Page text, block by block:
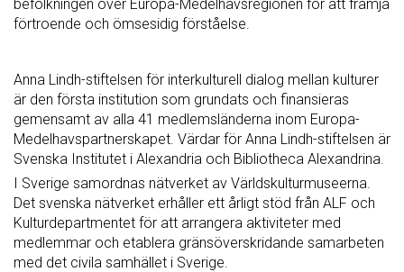
befolkningen över Europa-Medelhavsregionen för att främja
förtroende och ömsesidig förståelse.
Anna Lindh-stiftelsen för interkulturell dialog mellan kulturer
är den första institution som grundats och finansieras
gemensamt av alla 41 medlemsländerna inom Europa-
Medelhavspartnerskapet. Värdar för Anna Lindh-stiftelsen är
Svenska Institutet i Alexandria och Bibliotheca Alexandrina.
I Sverige samordnas nätverket av Världskulturmuseerna.
Det svenska nätverket erhåller ett årligt stöd från ALF och
Kulturdepartmentet för att arrangera aktiviteter med
medlemmar och etablera gränsöverskridande samarbeten
med det civila samhället i Sverige.